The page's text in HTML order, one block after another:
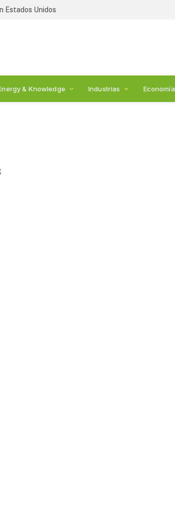
Estados Unidos
& Knowledge Industrias Economía